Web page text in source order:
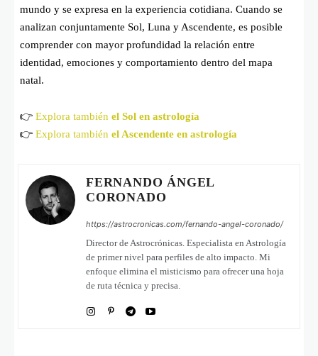
mundo y se expresa en la experiencia cotidiana. Cuando se
analizan conjuntamente Sol, Luna y Ascendente, es posible
comprender con mayor profundidad la relación entre
identidad, emociones y comportamiento dentro del mapa
natal.
👉 Explora también el Sol en astrología
👉 Explora también el Ascendente en astrología
FERNANDO ÁNGEL
CORONADO
https://astrocronicas.com/fernando-angel-coronado/
Director de Astrocrónicas. Especialista en Astrología
de primer nivel para perfiles de alto impacto. Mi
enfoque elimina el misticismo para ofrecer una hoja
de ruta técnica y precisa.